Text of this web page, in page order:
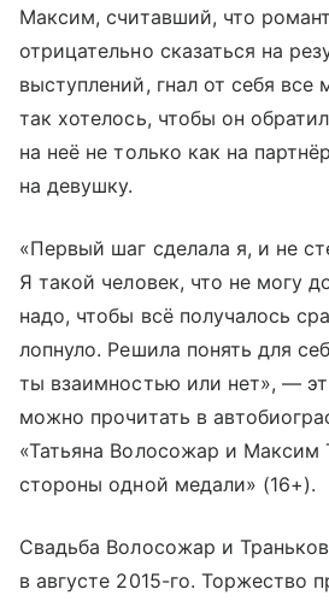
Максим, считавший, что
отрицательно сказаться на
выступлений, гнал от себя
так хотелось, чтобы он
на неё не только как на
на девушку.
«Первый шаг сделала я, и не
Я такой человек, что не могу
надо, чтобы всё получалось
лопнуло. Решила понять для
ты взаимностью или нет», —
можно прочитать в
«Татьяна Волосожар и Максим
стороны одной медали» (16+).
Свадьба Волосожар и
в августе 2015-го. Торжество